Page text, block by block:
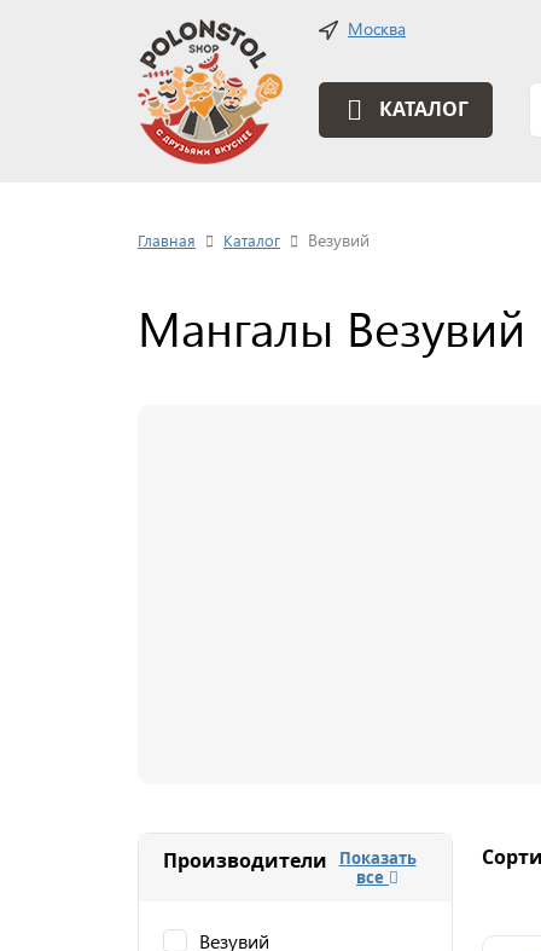
Москва
КАТАЛОГ
Главная Каталог Везувий
Мангалы Везувий
Производители
Показать
все
Везувий